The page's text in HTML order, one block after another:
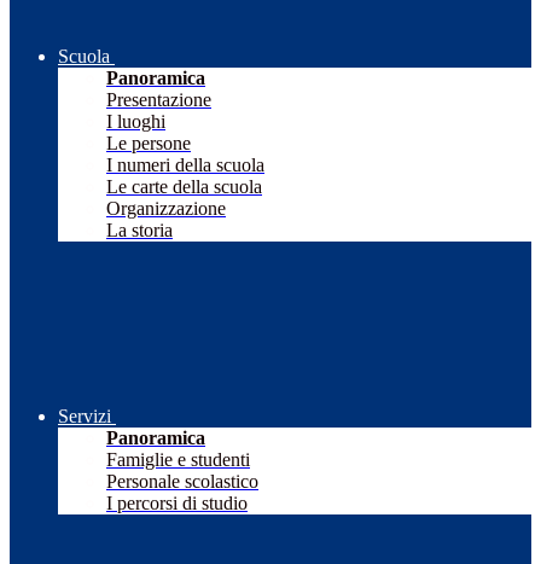
Scuola
Panoramica
Presentazione
I luoghi
Le persone
I numeri della scuola
Le carte della scuola
Organizzazione
La storia
Servizi
Panoramica
Famiglie e studenti
Personale scolastico
I percorsi di studio